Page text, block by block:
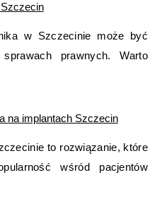
w Szczecinie może być
prawnych. Warto
na implantach Szczecin
to rozwiązanie, które
wśród pacjentów